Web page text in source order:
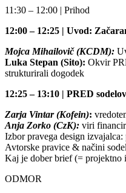
11:30 – 12:00 | Prihod
12:00 – 12:25 | Uvod:
Mojca Mihailovič (KCDM):
Luka Stepan (Sito): Okvir
strukturirali dogodek
12:25 – 13:10 | PRED
Zarja Vintar (Kofein):
Anja Zorko (CzK): viri
Izbor pravega design izvajalca:
Avtorske pravice & načini
Kaj je dober brief (=
ODMOR